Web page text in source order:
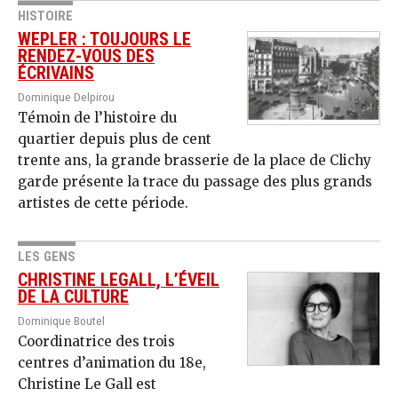
HISTOIRE
WEPLER : TOUJOURS LE
RENDEZ-VOUS DES
ÉCRIVAINS
Dominique Delpirou
Témoin de l’histoire du
quartier depuis plus de cent
trente ans, la grande brasserie de la place de Clichy
garde présente la trace du passage des plus grands
artistes de cette période.
LES GENS
CHRISTINE LEGALL, L’ÉVEIL
DE LA CULTURE
Dominique Boutel
Coordinatrice des trois
centres d’animation du 18e,
Christine Le Gall est